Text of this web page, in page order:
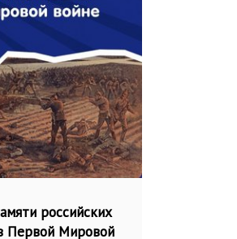
российских
Первой Мировой